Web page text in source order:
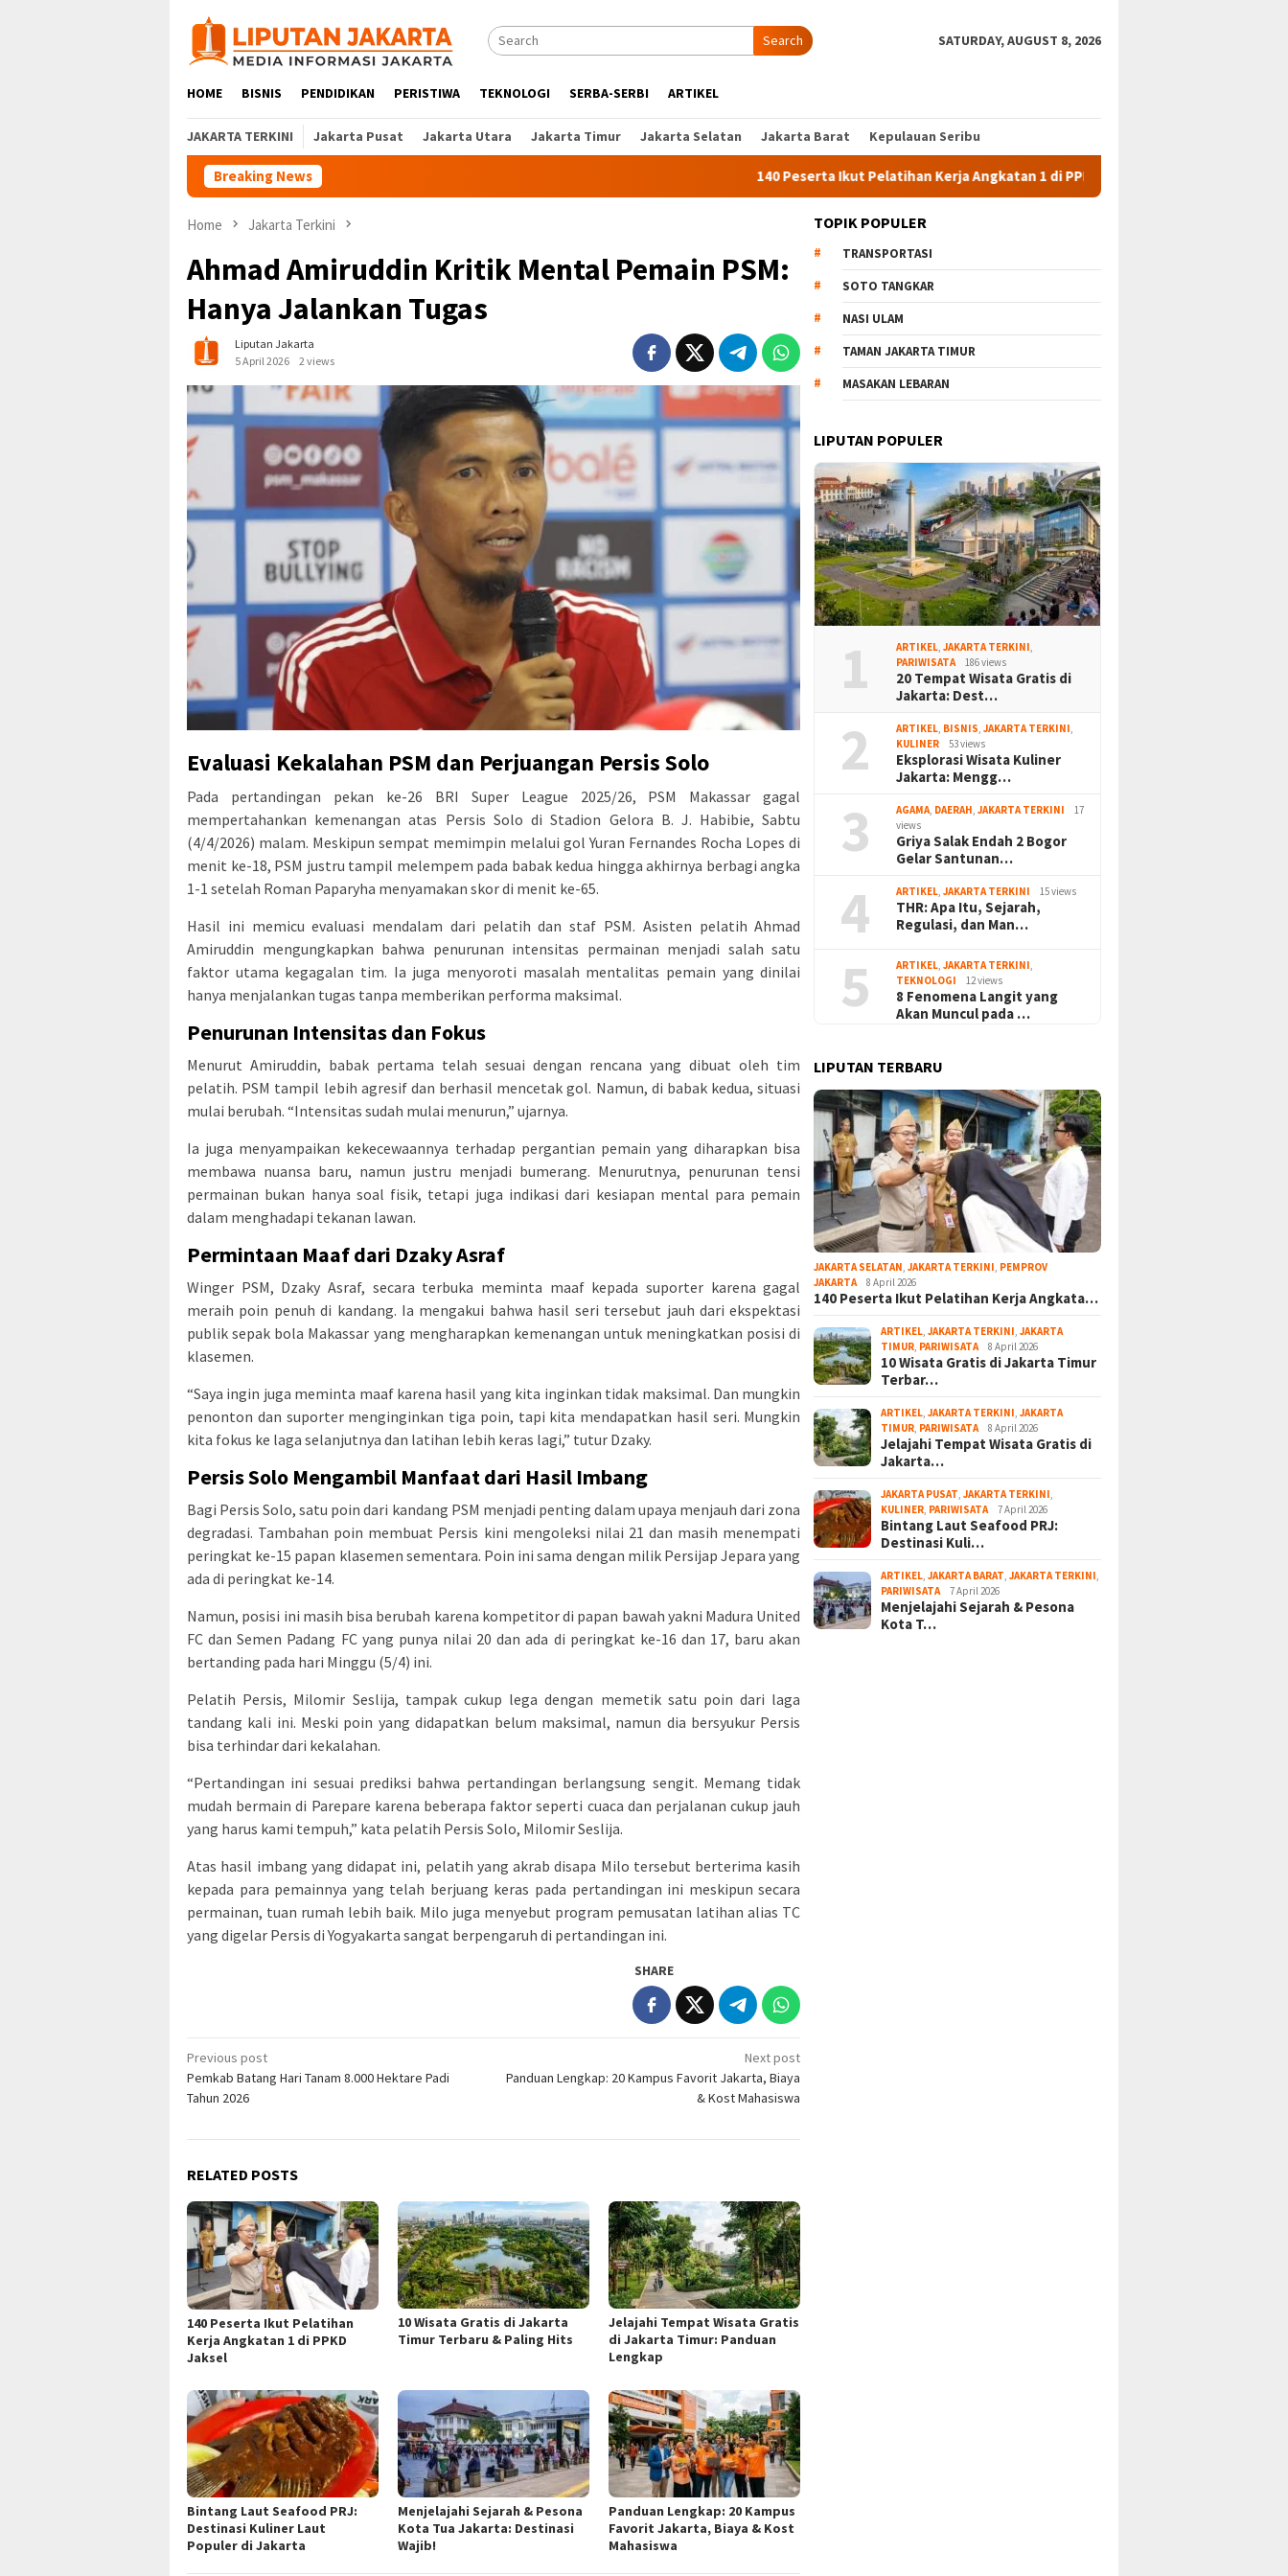
content
Search SATURDAY, AUGUST 8, 2026
HOME BISNIS PENDIDIKAN PERISTIWA TEKNOLOGI SERBA-SERBI ARTIKEL
JAKARTA TERKINI Jakarta Pusat Jakarta Utara Jakarta Timur Jakarta Selatan Jakarta Barat Kepulauan Seribu
Breaking News 140 Peserta Ikut Pelatihan Kerja Angkatan 1 di PPKD Jaksel
Home Jakarta Terkini
Ahmad Amiruddin Kritik Mental Pemain PSM:
Hanya Jalankan Tugas
Liputan Jakarta
5 April 2026
2 views
Evaluasi Kekalahan PSM dan Perjuangan Persis Solo
Pada pertandingan pekan ke-26 BRI Super League 2025/26, PSM Makassar gagal
mempertahankan kemenangan atas Persis Solo di Stadion Gelora B. J. Habibie, Sabtu
(4/4/2026) malam. Meskipun sempat memimpin melalui gol Yuran Fernandes Rocha Lopes di
menit ke-18, PSM justru tampil melempem pada babak kedua hingga akhirnya berbagi angka
1-1 setelah Roman Paparyha menyamakan skor di menit ke-65.
Hasil ini memicu evaluasi mendalam dari pelatih dan staf PSM. Asisten pelatih Ahmad
Amiruddin mengungkapkan bahwa penurunan intensitas permainan menjadi salah satu
faktor utama kegagalan tim. Ia juga menyoroti masalah mentalitas pemain yang dinilai
hanya menjalankan tugas tanpa memberikan performa maksimal.
Penurunan Intensitas dan Fokus
Menurut Amiruddin, babak pertama telah sesuai dengan rencana yang dibuat oleh tim
pelatih. PSM tampil lebih agresif dan berhasil mencetak gol. Namun, di babak kedua, situasi
mulai berubah. “Intensitas sudah mulai menurun,” ujarnya.
Ia juga menyampaikan kekecewaannya terhadap pergantian pemain yang diharapkan bisa
membawa nuansa baru, namun justru menjadi bumerang. Menurutnya, penurunan tensi
permainan bukan hanya soal fisik, tetapi juga indikasi dari kesiapan mental para pemain
dalam menghadapi tekanan lawan.
Permintaan Maaf dari Dzaky Asraf
Winger PSM, Dzaky Asraf, secara terbuka meminta maaf kepada suporter karena gagal
meraih poin penuh di kandang. Ia mengakui bahwa hasil seri tersebut jauh dari ekspektasi
publik sepak bola Makassar yang mengharapkan kemenangan untuk meningkatkan posisi di
klasemen.
“Saya ingin juga meminta maaf karena hasil yang kita inginkan tidak maksimal. Dan mungkin
penonton dan suporter menginginkan tiga poin, tapi kita mendapatkan hasil seri. Mungkin
kita fokus ke laga selanjutnya dan latihan lebih keras lagi,” tutur Dzaky.
Persis Solo Mengambil Manfaat dari Hasil Imbang
Bagi Persis Solo, satu poin dari kandang PSM menjadi penting dalam upaya menjauh dari zona
degradasi. Tambahan poin membuat Persis kini mengoleksi nilai 21 dan masih menempati
peringkat ke-15 papan klasemen sementara. Poin ini sama dengan milik Persijap Jepara yang
ada di peringkat ke-14.
Namun, posisi ini masih bisa berubah karena kompetitor di papan bawah yakni Madura United
FC dan Semen Padang FC yang punya nilai 20 dan ada di peringkat ke-16 dan 17, baru akan
bertanding pada hari Minggu (5/4) ini.
Pelatih Persis, Milomir Seslija, tampak cukup lega dengan memetik satu poin dari laga
tandang kali ini. Meski poin yang didapatkan belum maksimal, namun dia bersyukur Persis
bisa terhindar dari kekalahan.
“Pertandingan ini sesuai prediksi bahwa pertandingan berlangsung sengit. Memang tidak
mudah bermain di Parepare karena beberapa faktor seperti cuaca dan perjalanan cukup jauh
yang harus kami tempuh,” kata pelatih Persis Solo, Milomir Seslija.
Atas hasil imbang yang didapat ini, pelatih yang akrab disapa Milo tersebut berterima kasih
kepada para pemainnya yang telah berjuang keras pada pertandingan ini meskipun secara
permainan, tuan rumah lebih baik. Milo juga menyebut program pemusatan latihan alias TC
yang digelar Persis di Yogyakarta sangat berpengaruh di pertandingan ini.
SHARE
Post
navigation
Previous post
Pemkab Batang Hari Tanam 8.000 Hektare Padi
Tahun 2026
Next post
Panduan Lengkap: 20 Kampus Favorit Jakarta, Biaya
& Kost Mahasiswa
RELATED POSTS
140 Peserta Ikut Pelatihan
Kerja Angkatan 1 di PPKD
Jaksel
10 Wisata Gratis di Jakarta
Timur Terbaru & Paling Hits
Jelajahi Tempat Wisata Gratis
di Jakarta Timur: Panduan
Lengkap
Bintang Laut Seafood PRJ:
Destinasi Kuliner Laut
Populer di Jakarta
Menjelajahi Sejarah & Pesona
Kota Tua Jakarta: Destinasi
Wajib!
Panduan Lengkap: 20 Kampus
Favorit Jakarta, Biaya & Kost
Mahasiswa
TOPIK POPULER
TRANSPORTASI
SOTO TANGKAR
NASI ULAM
TAMAN JAKARTA TIMUR
MASAKAN LEBARAN
LIPUTAN POPULER
1 ARTIKEL ,JAKARTA TERKINI
PARIWISATA
186 views
20 Tempat Wisata Gratis di
Jakarta: Dest…
2 ARTIKEL BISNIS ,JAKARTA TERKINI
KULINER
53 views
Eksplorasi Wisata Kuliner
Jakarta: Mengg…
3 AGAMA DAERAH ,JAKARTA TERKINI
17
views
Griya Salak Endah 2 Bogor
Gelar Santunan…
4 ARTIKEL ,JAKARTA TERKINI 15 views
THR: Apa Itu, Sejarah,
Regulasi, dan Man…
5 ARTIKEL ,JAKARTA TERKINI
TEKNOLOGI
12 views
8 Fenomena Langit yang
Akan Muncul pada …
LIPUTAN TERBARU
JAKARTA SELATAN ,JAKARTA TERKINI PEMPROV
JAKARTA
8 April 2026
140 Peserta Ikut Pelatihan Kerja Angkata…
ARTIKEL ,JAKARTA TERKINI ,JAKARTA
TIMUR PARIWISATA 8 April 2026
10 Wisata Gratis di Jakarta Timur
Terbar…
ARTIKEL ,JAKARTA TERKINI ,JAKARTA
TIMUR PARIWISATA 8 April 2026
Jelajahi Tempat Wisata Gratis di
Jakarta…
JAKARTA PUSAT ,JAKARTA TERKINI
KULINER PARIWISATA 7 April 2026
Bintang Laut Seafood PRJ:
Destinasi Kuli…
ARTIKEL ,JAKARTA BARAT ,JAKARTA TERKINI
PARIWISATA
7 April 2026
Menjelajahi Sejarah & Pesona
Kota T…